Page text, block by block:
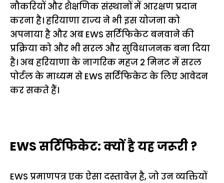
नौकरियों और शैक्षणिक संस्थानों में आरक्षण प्रदान
करना है। हरियाणा राज्य ने भी इस योजना को
अपनाया है और अब EWS सर्टिफिकेट बनवाने की
प्रक्रिया को और भी सरल और सुविधाजनक बना दिया
है। अब हरियाणा के नागरिक महज 2 मिनट में सरल
पोर्टल के माध्यम से EWS सर्टिफिकेट के लिए आवेदन
कर सकते हैं।
EWS सर्टिफिकेट: क्यों है यह जरूरी ?
EWS प्रमाणपत्र एक ऐसा दस्तावेज़ है, जो उन व्यक्तियों